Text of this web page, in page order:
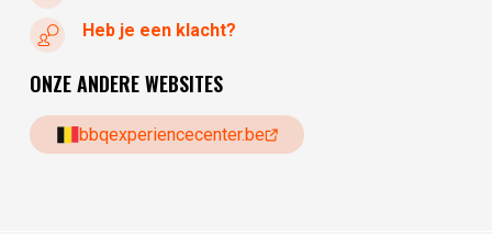
Heb je een klacht?
ONZE ANDERE WEBSITES
bbqexperiencecenter.be